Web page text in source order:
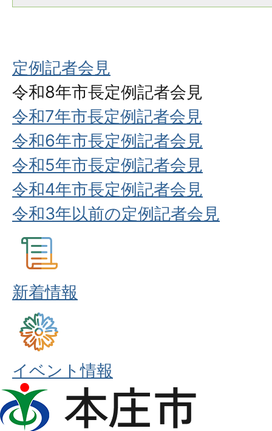
定例記者会見
令和8年市長定例記者会見
令和7年市長定例記者会見
令和6年市長定例記者会見
令和5年市長定例記者会見
令和4年市長定例記者会見
令和3年以前の定例記者会見
新着情報
イベント情報
本
庄